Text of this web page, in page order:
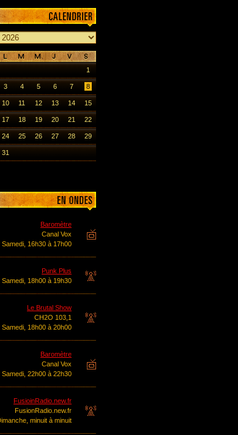
1
3 4 5 6 7 8
10 11 12 13 14 15
17 18 19 20 21 22
24 25 26 27 28 29
31
Baromètre
Canal Vox
Samedi, 16h30 à 17h00
Punk Plus
Samedi, 18h00 à 19h30
Le Brutal Show
CH2O 103,1
Samedi, 18h00 à 20h00
Baromètre
Canal Vox
Samedi, 22h00 à 22h30
FusioinRadio.new.fr
FusionRadio.new.fr
minuit à minuit